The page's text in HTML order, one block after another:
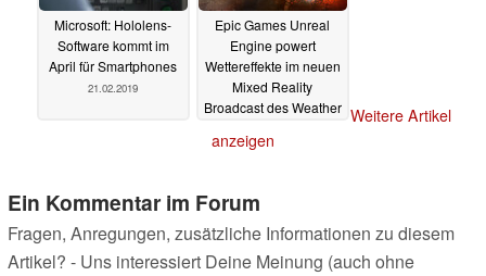
Microsoft: Hololens-
Software kommt im
April für Smartphones
21.02.2019
Epic Games Unreal
Engine powert
Wettereffekte im neuen
Mixed Reality
Broadcast des Weather Weitere Artikel
anzeigen
Ein Kommentar im Forum
Fragen, Anregungen, zusätzliche Informationen zu diesem
Artikel? - Uns interessiert Deine Meinung (auch ohne